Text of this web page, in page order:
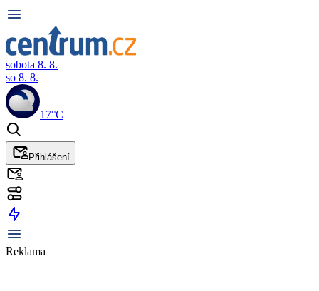
sobota 8. 8.
so 8. 8.
17°C
Přihlášení
Reklama